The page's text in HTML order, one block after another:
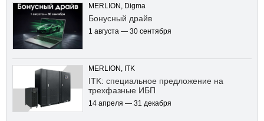
MERLION, Digma
Бонусный драйв
1 августа — 30 сентября
MERLION, ITK
ITK: специальное предложение на
трехфазные ИБП
14 апреля — 31 декабря